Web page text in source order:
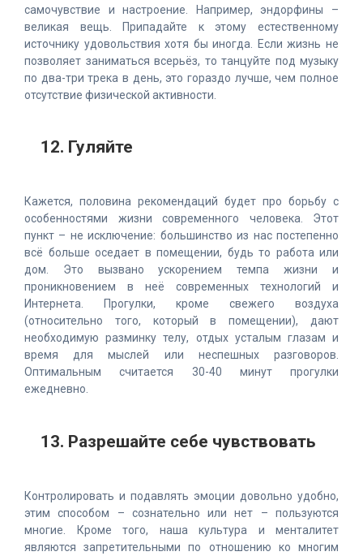
самочувствие и настроение. Например, эндорфины –
великая вещь. Припадайте к этому естественному
источнику удовольствия хотя бы иногда. Если жизнь не
позволяет заниматься всерьёз, то танцуйте под музыку
по два-три трека в день, это гораздо лучше, чем полное
отсутствие физической активности.
12. Гуляйте
Кажется, половина рекомендаций будет про борьбу с
особенностями жизни современного человека. Этот
пункт – не исключение: большинство из нас постепенно
всё больше оседает в помещении, будь то работа или
дом. Это вызвано ускорением темпа жизни и
проникновением в неё современных технологий и
Интернета. Прогулки, кроме свежего воздуха
(относительно того, который в помещении), дают
необходимую разминку телу, отдых усталым глазам и
время для мыслей или неспешных разговоров.
Оптимальным считается 30-40 минут прогулки
ежедневно.
13. Разрешайте себе чувствовать
Контролировать и подавлять эмоции довольно удобно,
этим способом – сознательно или нет – пользуются
многие. Кроме того, наша культура и менталитет
являются запретительными по отношению ко многим